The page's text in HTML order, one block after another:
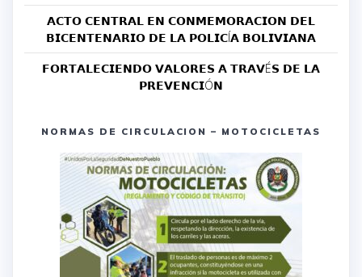
𝗔𝗖𝗧𝗢 𝗖𝗘𝗡𝗧𝗥𝗔𝗟 𝗘𝗡 𝗖𝗢𝗡𝗠𝗘𝗠𝗢𝗥𝗔𝗖𝗜𝗢𝗡 𝗗𝗘𝗟
𝗕𝗜𝗖𝗘𝗡𝗧𝗘𝗡𝗔𝗥𝗜𝗢 𝗗𝗘 𝗟𝗔 𝗣𝗢𝗟𝗜𝗖Í𝗔 𝗕𝗢𝗟𝗜𝗩𝗜𝗔𝗡𝗔
𝗙𝗢𝗥𝗧𝗔𝗟𝗘𝗖𝗜𝗘𝗡𝗗𝗢 𝗩𝗔𝗟𝗢𝗥𝗘𝗦 𝗔 𝗧𝗥𝗔𝗩É𝗦 𝗗𝗘 𝗟𝗔
𝗣𝗥𝗘𝗩𝗘𝗡𝗖𝗜Ó𝗡
NORMAS DE CIRCULACION – MOTOCICLETAS